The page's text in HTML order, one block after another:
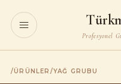
Profesyonel
/ÜRÜNLER /YAĞ GRUBU